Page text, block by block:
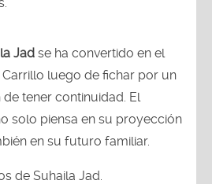
Jad se ha convertido en el
luego de fichar por un
tener continuidad. El
solo piensa en su proyección
en su futuro familiar.
de Suhaila Jad.